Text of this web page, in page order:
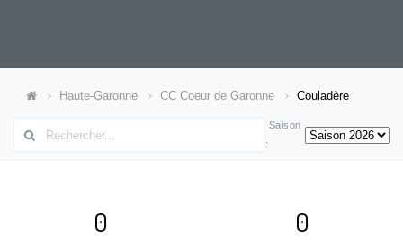
Haute-Garonne CC Coeur de Garonne Couladère
Saison
:
0 0